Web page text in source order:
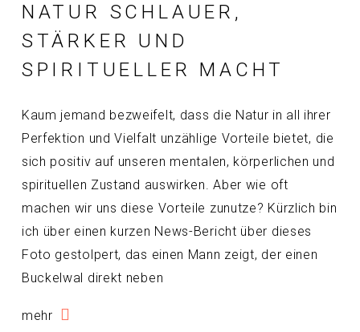
NATUR SCHLAUER,
STÄRKER UND
SPIRITUELLER MACHT
Kaum jemand bezweifelt, dass die Natur in all ihrer
Perfektion und Vielfalt unzählige Vorteile bietet, die
sich positiv auf unseren mentalen, körperlichen und
spirituellen Zustand auswirken. Aber wie oft
machen wir uns diese Vorteile zunutze? Kürzlich bin
ich über einen kurzen News-Bericht über dieses
Foto gestolpert, das einen Mann zeigt, der einen
Buckelwal direkt neben
mehr